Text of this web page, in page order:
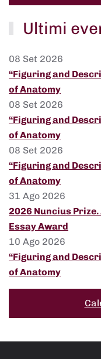
Ultimi
08 Set 2026
“Figuring and
of Anatomy
08 Set 2026
“Figuring and
of Anatomy
08 Set 2026
“Figuring and
of Anatomy
31 Ago 2026
2026 Nuncius
Essay Award
10 Ago 2026
“Figuring and
of Anatomy